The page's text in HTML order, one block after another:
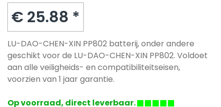
€ 25.88 *
LU-DAO-CHEN-XIN PP802 batterij, onder andere
geschikt voor de LU-DAO-CHEN-XIN PP802. Voldoet
aan alle veiligheids- en compatibiliteitseisen,
voorzien van 1 jaar garantie.
Op voorraad, direct leverbaar.